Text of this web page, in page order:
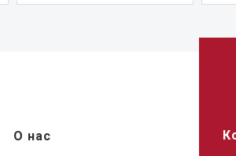
О нас